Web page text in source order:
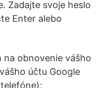
Zadajte svoje heslo
Enter alebo
obnovenie vášho
účtu Google